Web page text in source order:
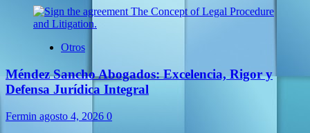
Otros
Méndez Sancho Abogados: Excelencia, Rigor y
Defensa Jurídica Integral
Fermin agosto 4, 2026 0